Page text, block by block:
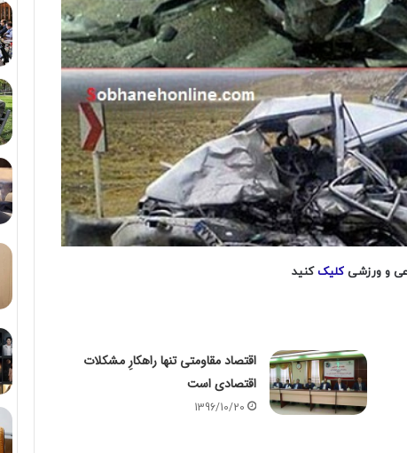
و ورزشی کلیککنید
اقتصاد مقاومتی تنها راهکارِ مشکلات
اقتصادی است
1396/10/20